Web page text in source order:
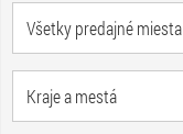
Všetky predajné miesta
Kraje a mestá